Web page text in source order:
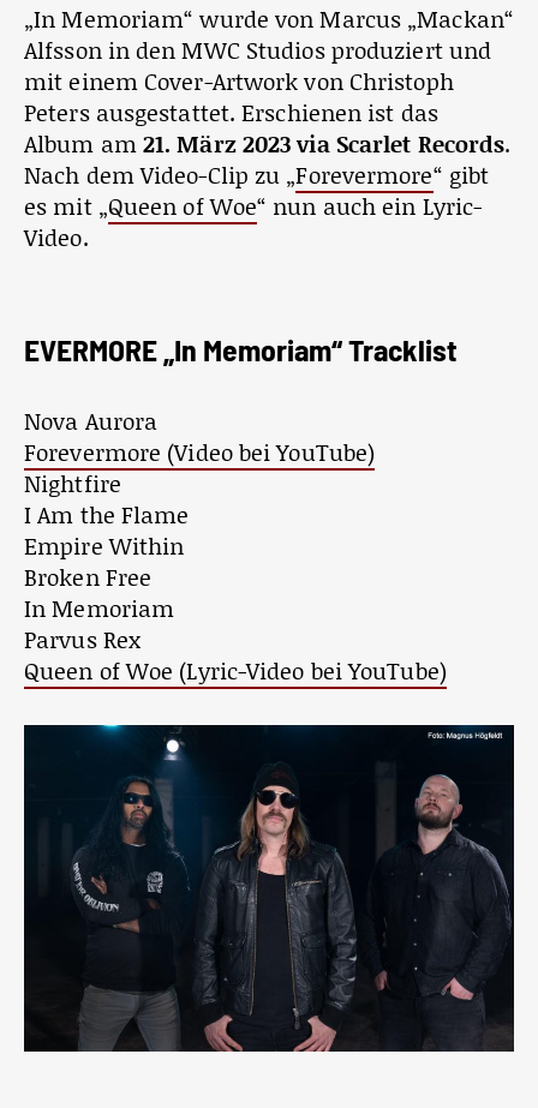
„In Memoriam“ wurde von Marcus „Mackan“
Alfsson in den MWC Studios produziert und
mit einem Cover-Artwork von Christoph
Peters ausgestattet. Erschienen ist das
Album am21. März 2023 via Scarlet Records.
Nach dem Video-Clip zu „Forevermore“ gibt
es mit „Queen of Woe“ nun auch ein Lyric-
Video.
EVERMORE „In Memoriam“ Tracklist
Nova Aurora
Forevermore (Video bei YouTube)
Nightfire
I Am the Flame
Empire Within
Broken Free
In Memoriam
Parvus Rex
Queen of Woe (Lyric-Video bei YouTube)